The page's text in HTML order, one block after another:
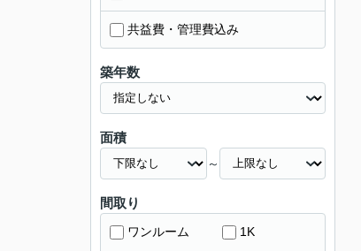
共益費・管理費込み
築年数
面積
～
間取り
ワンルーム 1K